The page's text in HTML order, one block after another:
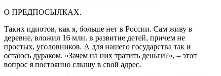
О ПРЕДПОСЫЛКАХ.
Таких идиотов, как я, больше нет в России. Сам живу в
деревне, вложил 16 млн. в развитие детей, причем не
простых, уголовников. А для нашего государства так и
остаюсь дураком. «Зачем на них тратить деньги?», – этот
вопрос я постоянно слышу в свой адрес.